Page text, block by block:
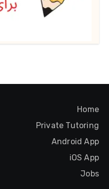
Home
Private Tutoring
Android App
iOS App
Jobs